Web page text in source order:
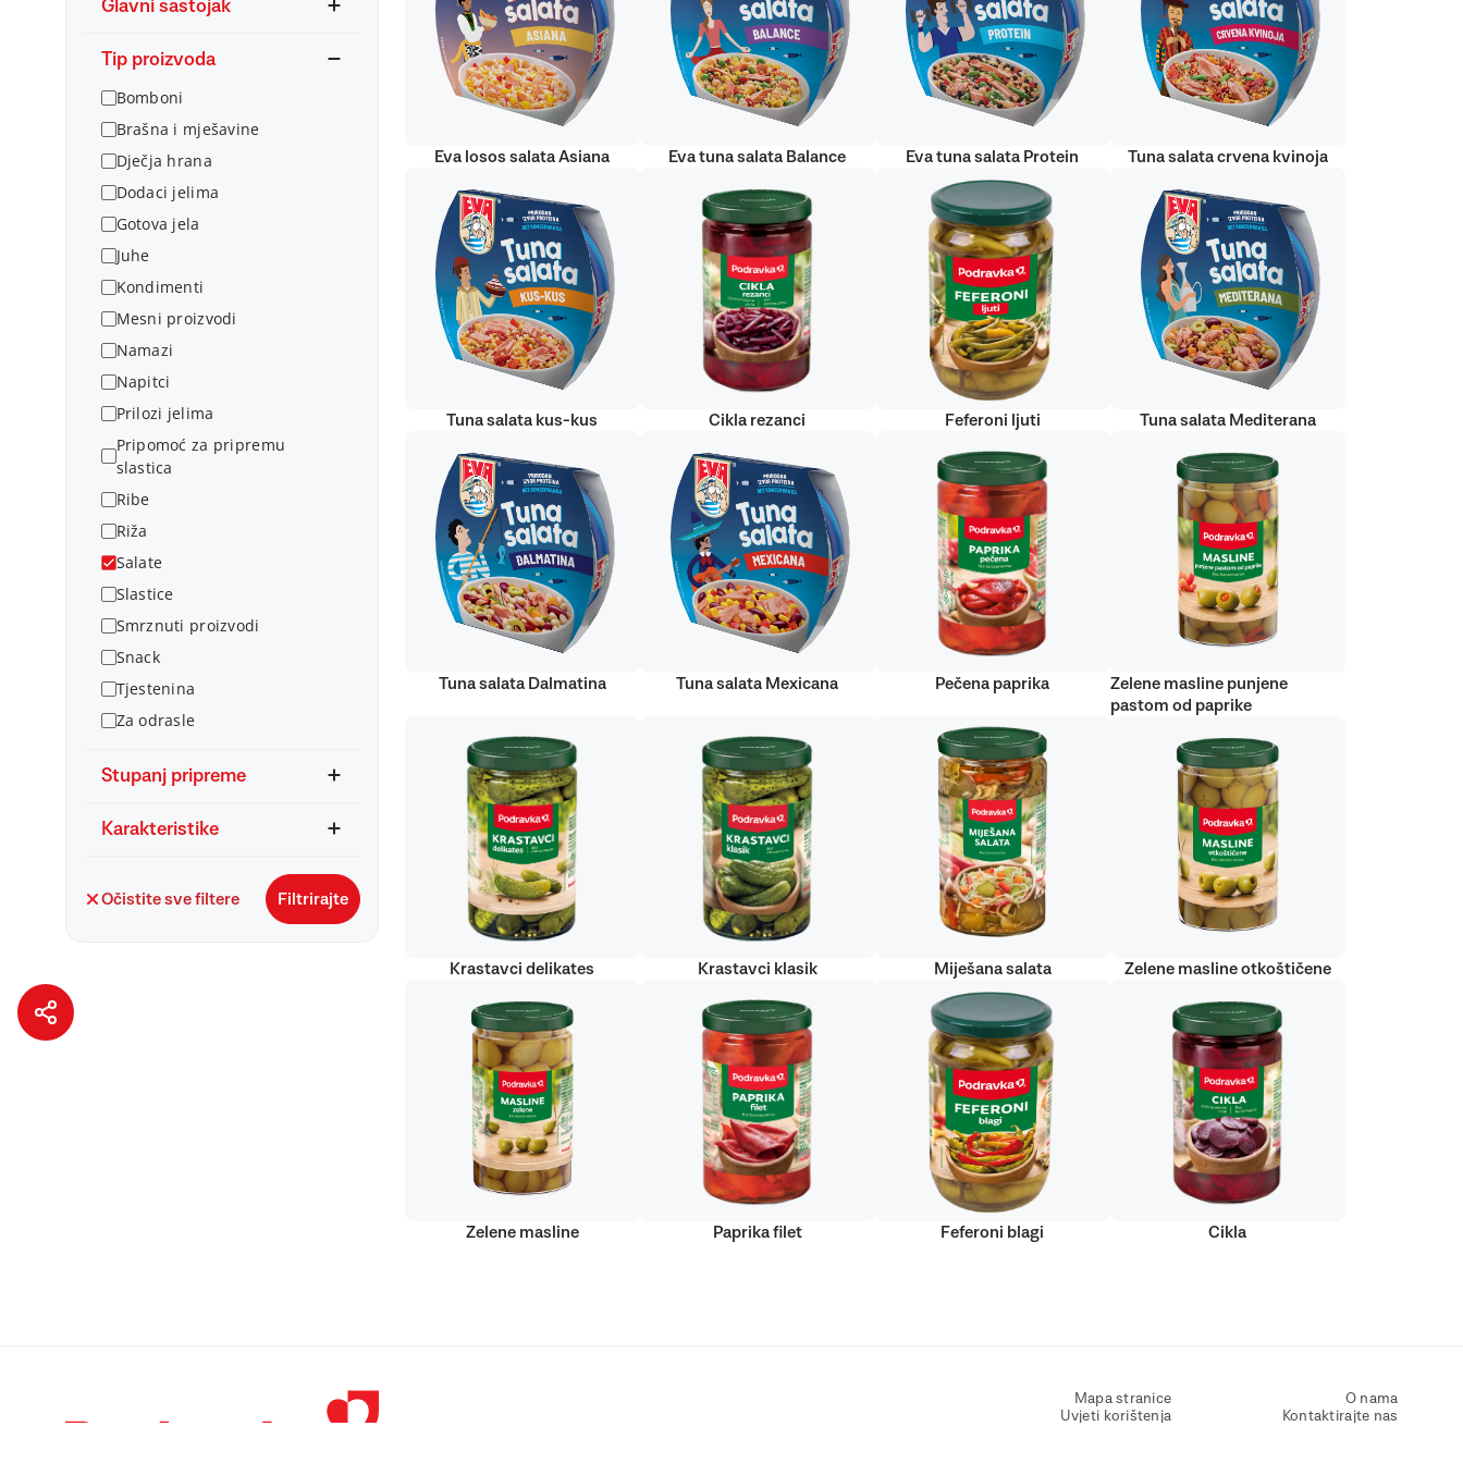
Glavni sastojak
Tip proizvoda
Bomboni
Brašna i mješavine
Dječja hrana
Dodaci jelima
Gotova jela
Juhe
Kondimenti
Mesni proizvodi
Namazi
Napitci
Prilozi jelima
Pripomoć za pripremu
slastica
Ribe
Riža
Salate
Slastice
Smrznuti proizvodi
Snack
Tjestenina
Za odrasle
Stupanj pripreme
Karakteristike
Očistite sve filtere Filtrirajte
Eva losos salata Asiana Eva tuna salata Balance Eva tuna salata Protein Tuna salata crvena kvinoja
Tuna salata kus-kus Cikla rezanci Feferoni ljuti Tuna salata Mediterana
Tuna salata Dalmatina Tuna salata Mexicana Pečena paprika
Zelene masline punjene
pastom od paprike
Krastavci delikates Krastavci klasik Miješana salata Zelene masline otkoštičene
Zelene masline Paprika filet Feferoni blagi Cikla
Mapa stranice
Uvjeti korištenja
O nama
Kontaktirajte nas